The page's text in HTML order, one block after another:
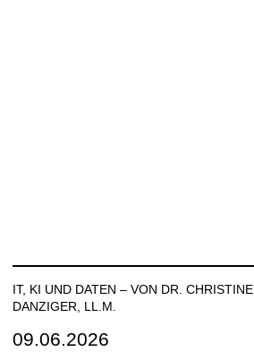
IT, KI UND DATEN – VON DR. CHRISTINE
DANZIGER, LL.M.
09.06.2026